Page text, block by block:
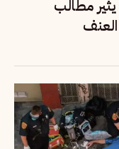
مطالب